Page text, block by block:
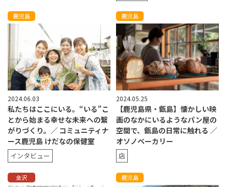
鹿児島
2024.06.03
私たちはここにいる。“いる”こ
とから始まる幸せな未来への繋
がりづくり。／ コミュニティナ
ース鹿児島 けだなの保健室
インタビュー
鹿児島
2024.05.25
【鹿児島県・甑島】懐かしい映
画のなかにいるようなパン屋の
空間で、甑島の日常に触れる ／
オソノベーカリー
店
金沢 鹿児島